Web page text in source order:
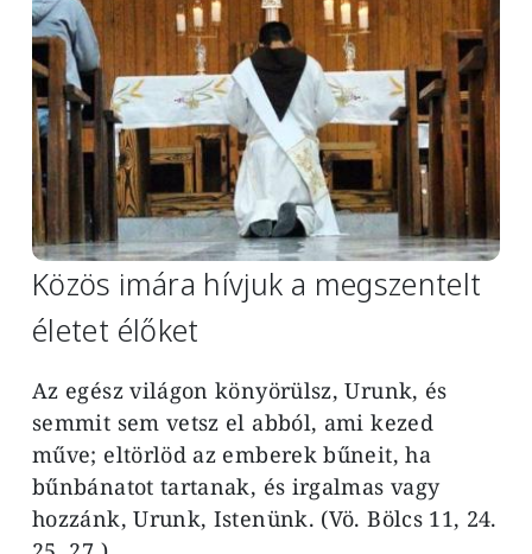
Közös imára hívjuk a megszentelt
életet élőket
Az egész világon könyörülsz, Urunk, és
semmit sem vetsz el abból, ami kezed
műve; eltörlöd az emberek bűneit, ha
bűnbánatot tartanak, és irgalmas vagy
hozzánk, Urunk, Istenünk. (Vö. Bölcs 11, 24.